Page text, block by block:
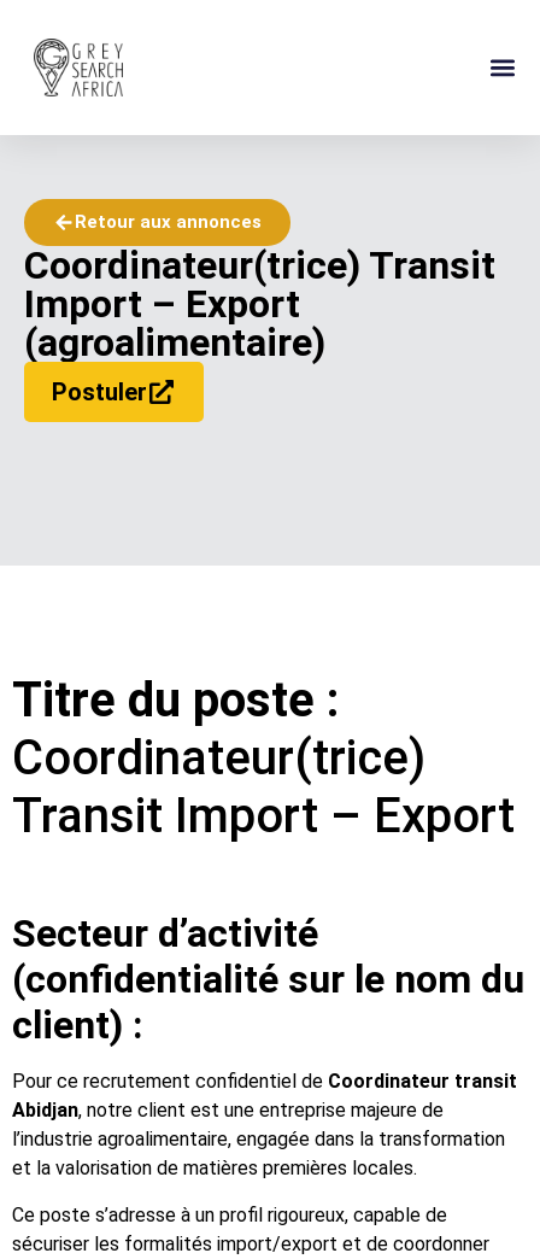
Retour aux annonces
Coordinateur(trice) Transit
Import – Export
(agroalimentaire)
Postuler
Titre du poste :
Coordinateur(trice)
Transit Import – Export
Secteur d’activité
(confidentialité sur le nom du
client) :
Pour ce recrutement confidentiel de Coordinateur transit
Abidjan, notre client est une entreprise majeure de
l’industrie agroalimentaire, engagée dans la transformation
et la valorisation de matières premières locales.
Ce poste s’adresse à un profil rigoureux, capable de
sécuriser les formalités import/export et de coordonner